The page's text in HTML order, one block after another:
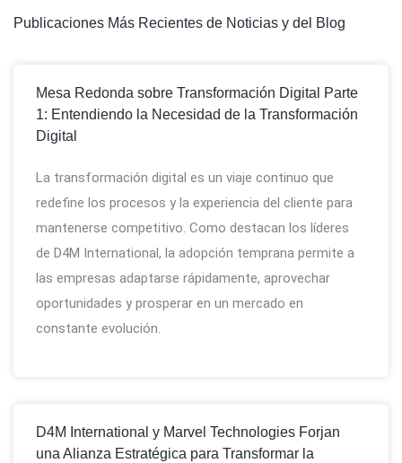
Publicaciones Más Recientes de Noticias y del Blog
Mesa Redonda sobre Transformación Digital Parte
1: Entendiendo la Necesidad de la Transformación
Digital
La transformación digital es un viaje continuo que
redefine los procesos y la experiencia del cliente para
mantenerse competitivo. Como destacan los líderes
de D4M International, la adopción temprana permite a
las empresas adaptarse rápidamente, aprovechar
oportunidades y prosperar en un mercado en
constante evolución.
D4M International y Marvel Technologies Forjan
una Alianza Estratégica para Transformar la